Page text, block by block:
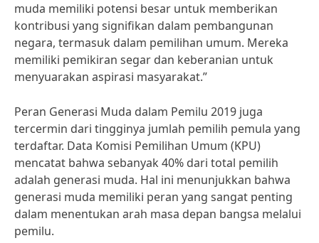
muda memiliki potensi besar untuk memberikan
kontribusi yang signifikan dalam pembangunan
negara, termasuk dalam pemilihan umum. Mereka
memiliki pemikiran segar dan keberanian untuk
menyuarakan aspirasi masyarakat.”
Peran Generasi Muda dalam Pemilu 2019 juga
tercermin dari tingginya jumlah pemilih pemula yang
terdaftar. Data Komisi Pemilihan Umum (KPU)
mencatat bahwa sebanyak 40% dari total pemilih
adalah generasi muda. Hal ini menunjukkan bahwa
generasi muda memiliki peran yang sangat penting
dalam menentukan arah masa depan bangsa melalui
pemilu.